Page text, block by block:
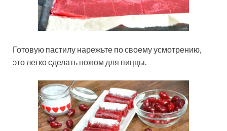
Готовую пастилу нарежьте по своему усмотрению,
это легко сделать ножом для пиццы.